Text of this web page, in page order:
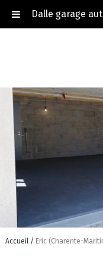
Dalle garage
Accueil Eric (Charente-